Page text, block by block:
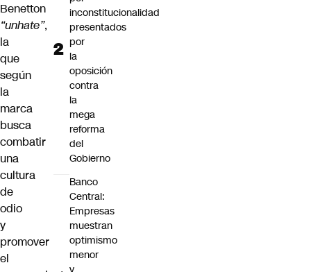
Benetton
“unhate”,
la
que
según
la
marca
busca
combatir
una
cultura
de
odio
y
promover
el
inconstitucionalidad
presentados
por
la
oposición
contra
la
mega
reforma
del
Gobierno
Banco
Central:
Empresas
muestran
optimismo
menor
y